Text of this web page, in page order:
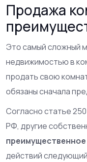
Продажа
Это самый сложный
недвижимостью в
продать свою
обязаны сначала
Согласно статье
РФ, другие
преимущественное
действий